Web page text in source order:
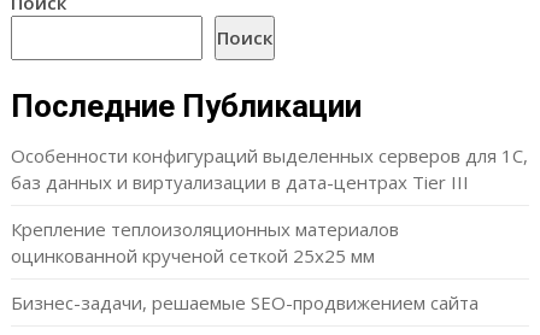
Поиск
Последние Публикации
Особенности конфигураций выделенных серверов для 1С,
баз данных и виртуализации в дата-центрах Tier III
Крепление теплоизоляционных материалов
оцинкованной крученой сеткой 25х25 мм
Бизнес-задачи, решаемые SEO-продвижением сайта